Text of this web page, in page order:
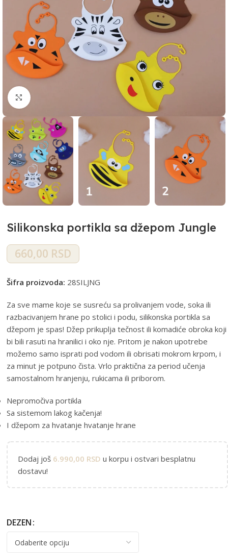
Klikni i zumiraj
Silikonska portikla sa džepom Jungle
660,00 RSD
Šifra proizvoda: 28SILJNG
Za sve mame koje se susreću sa prolivanjem vode, soka ili
razbacivanjem hrane po stolici i podu, silikonska portikla sa
džepom je spas! Džep prikuplja tečnost ili komadiće obroka koji
bi bili rasuti na hranilici i oko nje. Pritom je nakon upotrebe
možemo samo isprati pod vodom ili obrisati mokrom krpom, i
za minut je potpuno čista. Vrlo praktična za period učenja
samostalnom hranjenju, rukicama ili priborom.
Nepromočiva portikla
Sa sistemom lakog kačenja!
I džepom za hvatanje hvatanje hrane
Dodaj još 6.990,00 RSD u korpu i ostvari besplatnu
dostavu!
DEZEN
Alternative: